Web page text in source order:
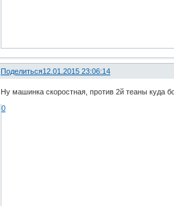
Поделиться12.01.2015 23:06:14
Ну машинка скоростная, против 2й теаны куда
0